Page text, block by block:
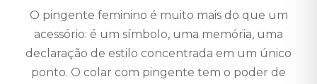
O pingente feminino é muito mais do que um
acessório: é um símbolo, uma memória, uma
declaração de estilo concentrada em um único
ponto. O colar com pingente tem o poder de